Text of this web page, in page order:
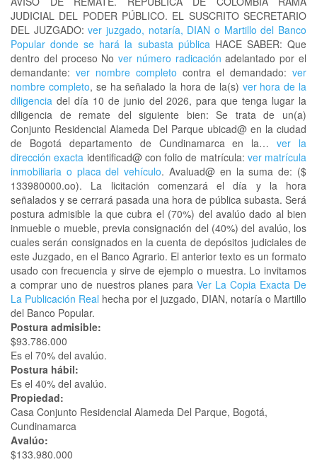
JUDICIAL DEL PODER PÚBLICO. EL SUSCRITO SECRETARIO
DEL JUZGADO: ver juzgado, notaría, DIAN o Martillo del Banco
Popular donde se hará la subasta públicaHACE SABER: Que
dentro del proceso Nover número radicación adelantado por el
demandante: ver nombre completo contra el demandado: ver
nombre completo, se ha señalado la hora de la(s) ver hora de la
diligencia del día 10 de junio del 2026, para que tenga lugar la
diligencia de remate del siguiente bien: Se trata de un(a)
Conjunto Residencial Alameda Del Parque ubicad@ en la ciudad
de Bogotá departamento de Cundinamarca en la…ver la
dirección exacta identificad@ con folio de matrícula: ver matrícula
inmobiliaria o placa del vehículo. Avaluad@ en la suma de: ($
133980000.oo). La licitación comenzará el día y la hora
señalados y se cerrará pasada una hora de pública subasta. Será
postura admisible la que cubra el (70%) del avalúo dado al bien
inmueble o mueble, previa consignación del (40%) del avalúo, los
cuales serán consignados en la cuenta de depósitos judiciales de
este Juzgado, en el Banco Agrario. El anterior texto es un formato
usado con frecuencia y sirve de ejemplo o muestra. Lo invitamos
a comprar uno de nuestros planes para Ver La Copia Exacta De
La Publicación Real hecha por el juzgado, DIAN, notaría o Martillo
del Banco Popular.
Postura admisible:
$93.786.000
Es el 70% del avalúo.
Postura hábil:
Es el 40% del avalúo.
Propiedad:
Casa Conjunto Residencial Alameda Del Parque, Bogotá,
Cundinamarca
Avalúo:
$133.980.000